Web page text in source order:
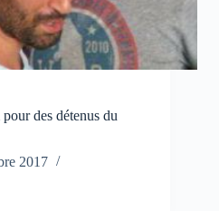
des détenus du
2017